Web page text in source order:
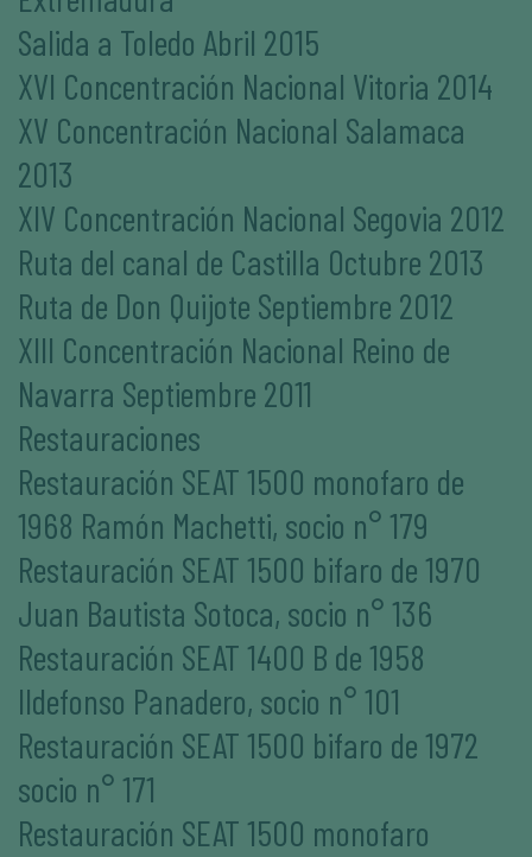
Salida a Toledo Abril 2015
XVI Concentración Nacional Vitoria 2014
XV Concentración Nacional Salamaca
2013
XIV Concentración Nacional Segovia 2012
Ruta del canal de Castilla Octubre 2013
Ruta de Don Quijote Septiembre 2012
XIII Concentración Nacional Reino de
Navarra Septiembre 2011
Restauraciones
Restauración SEAT 1500 monofaro de
1968 Ramón Machetti, socio n° 179
Restauración SEAT 1500 bifaro de 1970
Juan Bautista Sotoca, socio n° 136
Restauración SEAT 1400 B de 1958
Ildefonso Panadero, socio n° 101
Restauración SEAT 1500 bifaro de 1972
socio n° 171
Restauración SEAT 1500 monofaro